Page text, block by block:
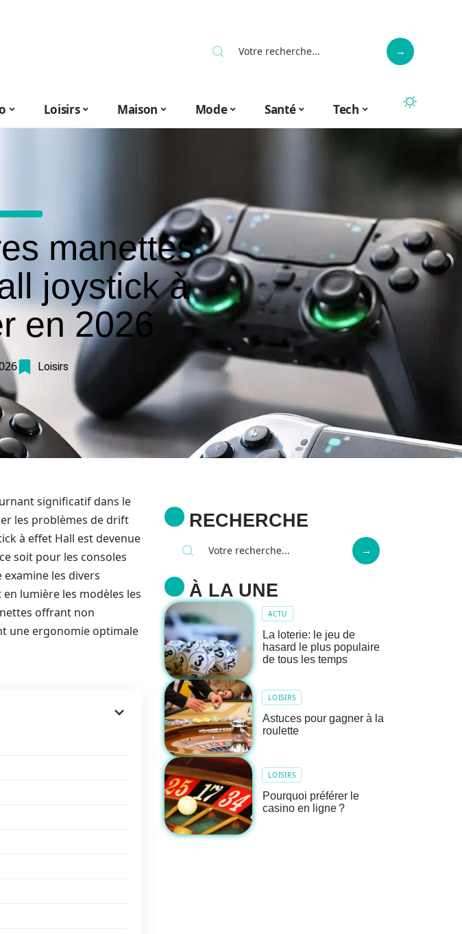
Loisirs Maison Mode Santé Tech
manettes
joystick à
en 2026
Loisirs
significatif dans le
les problèmes de drift
à effet Hall est devenue
soit pour les consoles
les divers
lumière les modèles les
offrant non
une ergonomie optimale
RECHERCHE
À LA UNE
ACTU
La loterie: le jeu de
hasard le plus populaire
de tous les temps
LOISIRS
Astuces pour gagner à la
roulette
LOISIRS
Pourquoi préférer le
casino en ligne ?